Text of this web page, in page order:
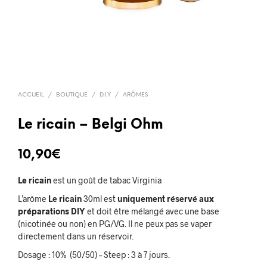
ACCUEIL / BOUTIQUE / D.I.Y / ARÔMES
Le ricain – Belgi Ohm
10,90€
Le ricainest un goût de tabac Virginia
L’arôme Le ricain30ml est uniquement réservé aux
préparations DIYet doit être mélangé avec une base
(nicotinée ou non) en PG/VG. Il ne peux pas se vaper
directement dans un réservoir.
Dosage : 10% (50/50) – Steep : 3 à 7 jours.